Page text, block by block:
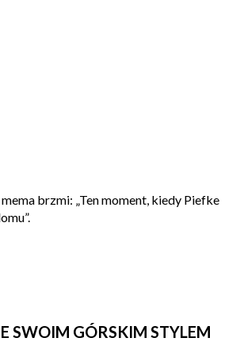
brzmi: „Ten moment, kiedy Piefke
SWOIM GÓRSKIM STYLEM